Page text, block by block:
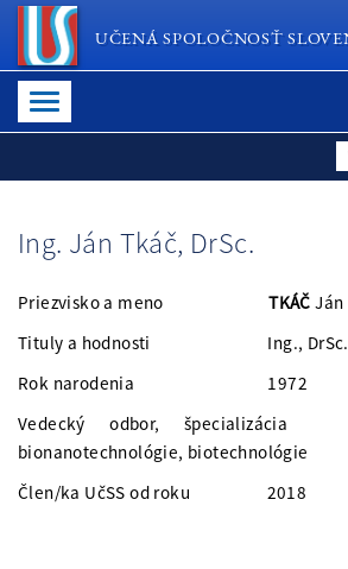
UČENÁ SPOLOČNOSŤ
Ing. Ján Tkáč, DrSc.
Priezvisko a meno TKÁČ Ján
Tituly a hodnosti Ing., DrSc.
Rok narodenia 1972
Vedecký odbor,
bionanotechnológie, biotechnológie
Člen/ka UčSS od roku 2018